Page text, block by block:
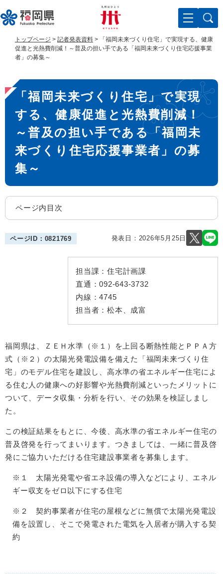
ー
ジ
。
ニ
ュ
て
本
トップページ > 記者発表資料 >
「福岡未来づくり住宅」で実現する、健康
促進と光熱費削減！～普及の担い手である「福岡未来づくり住宅応援事業
者」の募集～
本
文
「福岡未来づくり住宅」で実現
する、健康促進と光熱費削減！
～普及の担い手である「福岡未
来づくり住宅応援事業者」の募
集～
ページ内目次
ページID：0821769 発表日： 2026年5月25日
担当課： 住宅計画課
直通：092-643-3732
内線：4745
担当者： 松本、成富
福岡県は、ＺＥＨ水準（※１）を上回る断熱性能とＰＰＡ方
式（※２）の太陽光発電設備を備えた「福岡未来づくり住
宅」のモデル住宅を建設し、高水準の省エネルギー住宅によ
る住む人の健康への好影響や光熱費削減といったメリットに
ついて、データ収集・分析を行い、その効果を検証しまし
た。
この検証結果をもとに、今後、高水準の省エネルギー住宅の
普及啓発を行ってまいります。つきましては、一緒に普及啓
発にご協力いただける住宅建設事業者を募集します。
※１ 太陽光発電や省エネ設備の導入などにより、エネル
ギー収支をゼロ以下にする住宅
※２ 契約事業者が住宅の屋根などに無償で太陽光発電設
備を設置し、そこで発電された電気を入居者が購入する契
約